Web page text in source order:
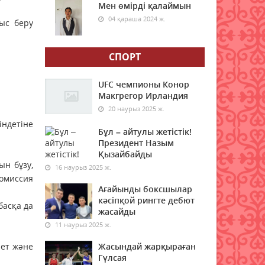
беру
бұзу,
да
және
Синоптиктер Қазақстанның
екі қаласында ауа сапасы
нашарлауы мүмкін екенін
06 тамыз 2026 ж.
Қазақстандықтар тамызда
ең жарқын жұлдыз жаууын
тамашалай алады
06 тамыз 2026 ж. 45
Алғашқы цифрлық жасанды
интеллект құралдарының
таныстырылымы өтті
06 тамыз 2026 ж.
Өрт қауіпсіздігі талаптарын
сақтау – әр азаматтың
міндеті
Мен өмірді қалаймын
04 қараша 2024 ж.
СПОРТ
UFC чемпионы Конор
Макгрегор Ирландия
20 наурыз 2025 ж.
Бұл – айтулы жетістік!
Президент Назым
Қызайбайды
16 наурыз 2025 ж.
Ағайынды боксшылар
кәсіпқой рингте дебют
жасайды
11 наурыз 2025 ж.
Жасындай жарқыраған
Гүлсая